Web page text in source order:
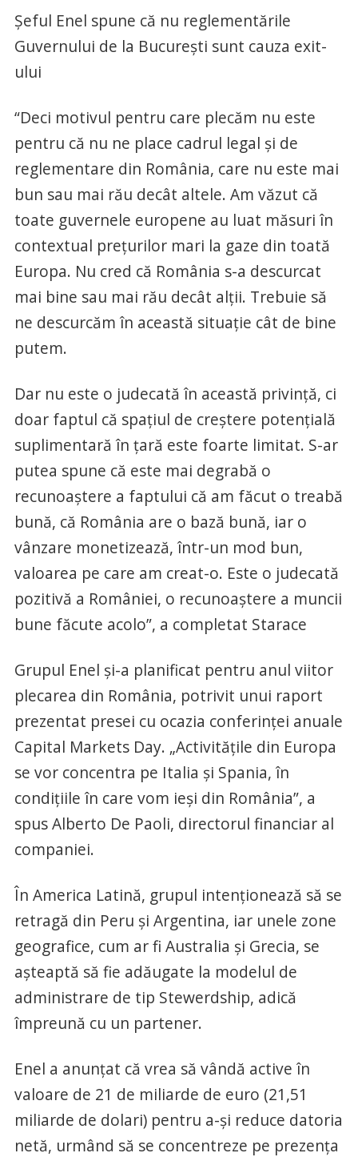
Șeful Enel spune că nu reglementările
Guvernului de la București sunt cauza exit-
ului
“Deci motivul pentru care plecăm nu este
pentru că nu ne place cadrul legal și de
reglementare din România, care nu este mai
bun sau mai rău decât altele. Am văzut că
toate guvernele europene au luat măsuri în
contextual prețurilor mari la gaze din toată
Europa. Nu cred că România s-a descurcat
mai bine sau mai rău decât alții. Trebuie să
ne descurcăm în această situație cât de bine
putem.
Dar nu este o judecată în această privință, ci
doar faptul că spațiul de creștere potențială
suplimentară în țară este foarte limitat. S-ar
putea spune că este mai degrabă o
recunoaștere a faptului că am făcut o treabă
bună, că România are o bază bună, iar o
vânzare monetizează, într-un mod bun,
valoarea pe care am creat-o. Este o judecată
pozitivă a României, o recunoaștere a muncii
bune făcute acolo”, a completat Starace
Grupul Enel şi-a planificat pentru anul viitor
plecarea din România, potrivit unui raport
prezentat presei cu ocazia conferinţei anuale
Capital Markets Day. „Activităţile din Europa
se vor concentra pe Italia şi Spania, în
condiţiile în care vom ieşi din România”, a
spus Alberto De Paoli, directorul financiar al
companiei.
În America Latină, grupul intenţionează să se
retragă din Peru şi Argentina, iar unele zone
geografice, cum ar fi Australia şi Grecia, se
aşteaptă să fie adăugate la modelul de
administrare de tip Stewerdship, adică
împreună cu un partener.
Enel a anunţat că vrea să vândă active în
valoare de 21 de miliarde de euro (21,51
miliarde de dolari) pentru a-şi reduce datoria
netă, urmând să se concentreze pe prezenţa